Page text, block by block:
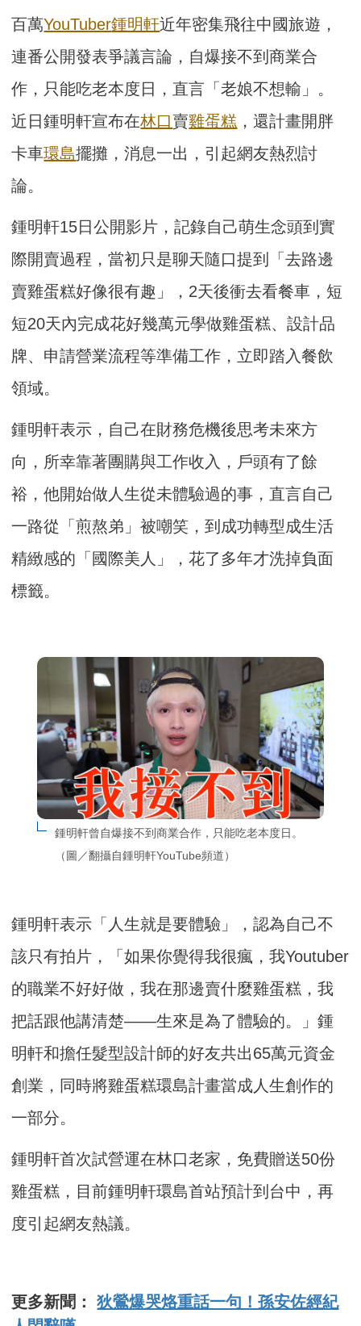
百萬YouTuber鍾明軒近年密集飛往中國旅遊，
連番公開發表爭議言論，自爆接不到商業合
作，只能吃老本度日，直言「老娘不想輸」。
近日鍾明軒宣布在林口賣雞蛋糕 ，還計畫開胖
卡車環島擺攤，消息一出，引起網友熱烈討
論。
鍾明軒15日公開影片，記錄自己萌生念頭到實
際開賣過程，當初只是聊天隨口提到「去路邊
賣雞蛋糕好像很有趣」，2天後衝去看餐車，短
短20天內完成花好幾萬元學做雞蛋糕、設計品
牌、申請營業流程等準備工作，立即踏入餐飲
領域。
鍾明軒表示，自己在財務危機後思考未來方
向，所幸靠著團購與工作收入，戶頭有了餘
裕，他開始做人生從未體驗過的事，直言自己
一路從「煎熬弟」被嘲笑，到成功轉型成生活
精緻感的「國際美人」，花了多年才洗掉負面
標籤。
鍾明軒曾自爆接不到商業合作，只能吃老本度日。
（圖／翻攝自鍾明軒YouTube頻道）
鍾明軒表示「人生就是要體驗」，認為自己不
該只有拍片，「如果你覺得我很瘋，我Youtuber
的職業不好好做，我在那邊賣什麼雞蛋糕，我
把話跟他講清楚——生來是為了體驗的。」鍾
明軒和擔任髮型設計師的好友共出65萬元資金
創業，同時將雞蛋糕環島計畫當成人生創作的
一部分。
鍾明軒首次試營運在林口老家，免費贈送50份
雞蛋糕，目前鍾明軒環島首站預計到台中，再
度引起網友熱議。
更多新聞：狄鶯爆哭烙重話一句！孫安佐經紀